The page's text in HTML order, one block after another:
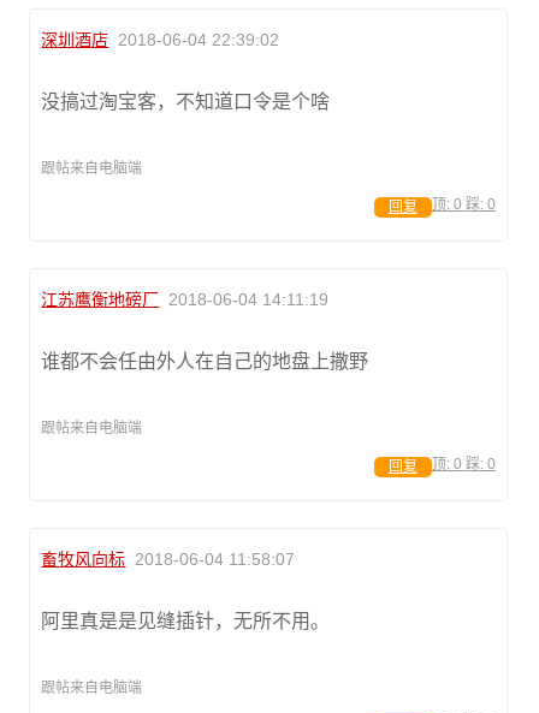
深圳酒店 2018-06-04 22:39:02
没搞过淘宝客，不知道口令是个啥
跟帖来自电脑端
顶: 0 踩: 0
回复
江苏鹰衡地磅厂 2018-06-04 14:11:19
谁都不会任由外人在自己的地盘上撒野
跟帖来自电脑端
顶: 0 踩: 0
回复
畜牧风向标 2018-06-04 11:58:07
阿里真是是见缝插针，无所不用。
跟帖来自电脑端